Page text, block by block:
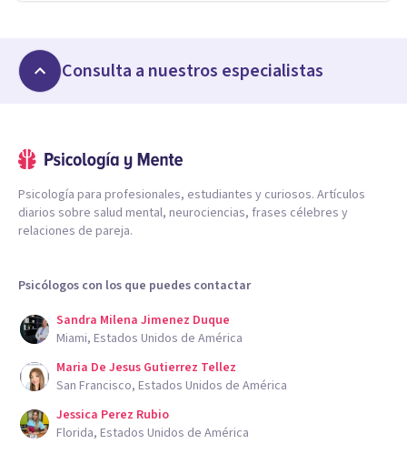
Consulta a nuestros especialistas
Psicología para profesionales, estudiantes y curiosos. Artículos
diarios sobre salud mental, neurociencias, frases célebres y
relaciones de pareja.
Psicólogos con los que puedes contactar
Sandra Milena Jimenez Duque
Miami, Estados Unidos de América
Maria De Jesus Gutierrez Tellez
San Francisco, Estados Unidos de América
Jessica Perez Rubio
Florida, Estados Unidos de América